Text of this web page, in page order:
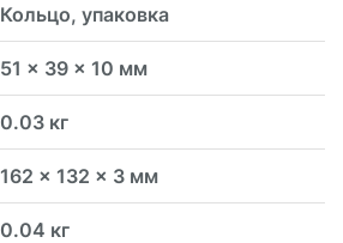
Кольцо, упаковка
51 x 39 x 10 мм
0.03 кг
162 x 132 x 3 мм
0.04 кг